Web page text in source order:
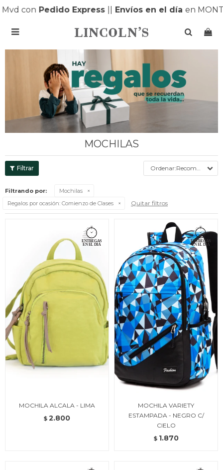
conPedido Express||Envíos en el díaen

MOCHILAS
Recomendados
Filtrando por:
Mochilas
Regalos por ocasión: Comienzo de Clases Quitar filtros
MOCHILA ALCALA - LIMA
$ 2.800
MOCHILA VARIETY
ESTAMPADA - NEGRO C/
CIELO
$ 1.870